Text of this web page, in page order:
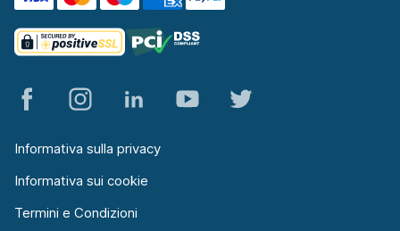
Informativa sulla privacy
Informativa sui cookie
Termini e Condizioni